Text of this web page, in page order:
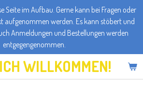
WILLKOMMEN!
Seite im Aufbau. Gerne kann bei Fragen oder
aufgenommen werden. Es kann stöbert und
Anmeldungen und Bestellungen werden
entgegengenommen.